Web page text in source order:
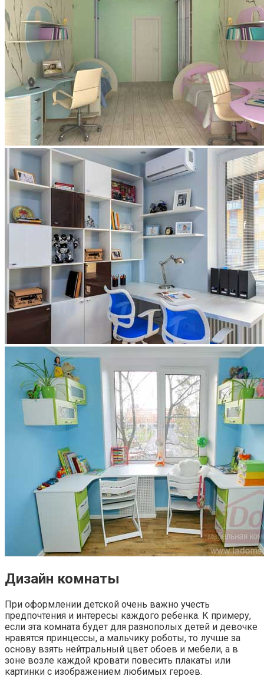
Дизайн комнаты
При оформлении детской очень важно учесть
предпочтения и интересы каждого ребенка. К примеру,
если эта комната будет для разнополых детей и девочке
нравятся принцессы, а мальчику роботы, то лучше за
основу взять нейтральный цвет обоев и мебели, а в
зоне возле каждой кровати повесить плакаты или
картинки с изображением любимых героев.